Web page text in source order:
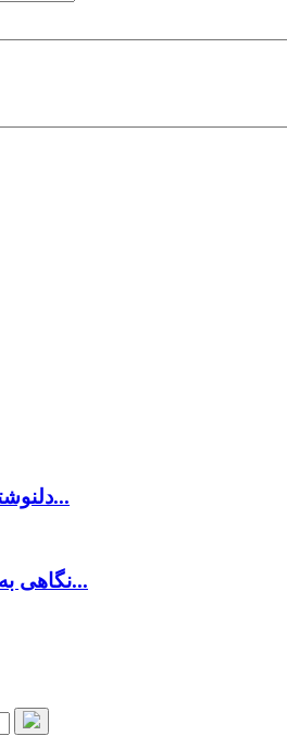
دلنوشته آریا عظیمی‌نژاد برای...
نگاهی به زندگی هنری ناصر عبد...